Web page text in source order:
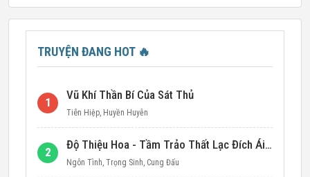
TRUYỆN ĐANG HOT 🔥
1
Vũ Khí Thần Bí Của Sát Thủ
Tiên Hiệp, Huyền Huyễn
2
Độ Thiệu Hoa - Tầm Trảo Thất Lạc Đích Ái Tình
Ngôn Tình, Trọng Sinh, Cung Đấu